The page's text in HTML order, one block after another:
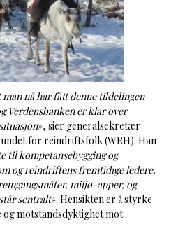
man nå har fått denne tildelingen
Verdensbanken er klar over
», sier generalsekretær
for reindriftsfolk (WRH). Han
til kompetansebygging og
og reindriftens fremtidige ledere,
miljø-apper, og
sentralt». Hensikten er å styrke
motstandsdyktighet mot